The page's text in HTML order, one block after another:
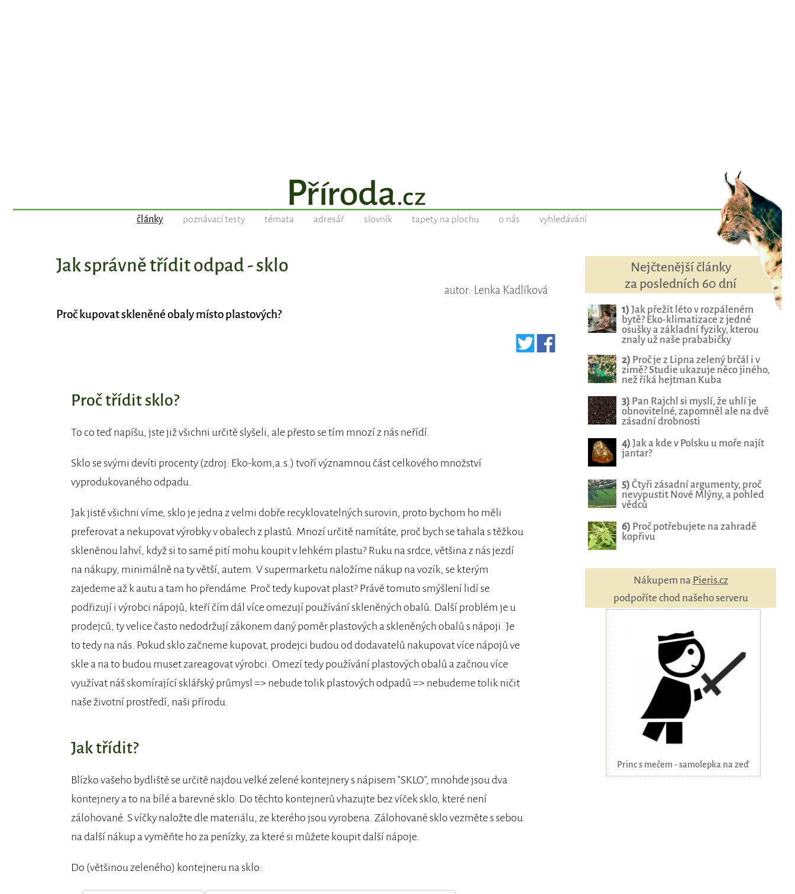
články poznávací testy témata adresář slovník tapety na plochu o nás vyhledávání
Jak správně třídit odpad - sklo
autor: Lenka Kadlíková
Proč kupovat skleněné obaly místo plastových?
Proč třídit sklo?
To co teď napíšu, jste již všichni určitě slyšeli, ale přesto se tím mnozí z nás neřídí.
Sklo se svými devíti procenty (zdroj: Eko-kom,a.s.) tvoří významnou část celkového množství
vyprodukovaného odpadu.
Jak jistě všichni víme, sklo je jedna z velmi dobře recyklovatelných surovin, proto bychom ho měli
preferovat a nekupovat výrobky v obalech z plastů. Mnozí určitě namítáte, proč bych se tahala s těžkou
skleněnou lahví, když si to samé pití mohu koupit v lehkém plastu? Ruku na srdce, většina z nás jezdí
na nákupy, minimálně na ty větší, autem. V supermarketu naložíme nákup na vozík, se kterým
zajedeme až k autu a tam ho přendáme. Proč tedy kupovat plast? Právě tomuto smýšlení lidí se
podřizují i výrobci nápojů, kteří čím dál více omezují používání skleněných obalů. Další problém je u
prodejců, ty velice často nedodržují zákonem daný poměr plastových a skleněných obalů s nápoji. Je
to tedy na nás. Pokud sklo začneme kupovat, prodejci budou od dodavatelů nakupovat více nápojů ve
skle a na to budou muset zareagovat výrobci. Omezí tedy používání plastových obalů a začnou více
využívat náš skomírající sklářský průmysl => nebude tolik plastových odpadů => nebudeme tolik ničit
naše životní prostředí, naši přírodu.
Jak třídit?
Blízko vašeho bydliště se určitě najdou velké zelené kontejnery s nápisem "SKLO", mnohde jsou dva
kontejnery a to na bílé a barevné sklo. Do těchto kontejnerů vhazujte bez víček sklo, které není
zálohované. S víčky naložte dle materiálu, ze kterého jsou vyrobena. Zálohované sklo vezměte s sebou
na další nákup a vyměňte ho za penízky, za které si můžete koupit další nápoje.
Do (většinou zeleného) kontejneru na sklo:
Nejčtenější články
za posledních 60 dní
1) Jak přežít léto v rozpáleném
bytě? Eko-klimatizace z jedné
osušky a základní fyziky, kterou
znaly už naše prababičky
2) Proč je z Lipna zelený brčál i v
zimě? Studie ukazuje něco jiného,
než říká hejtman Kuba
3) Pan Rajchl si myslí, že uhlí je
obnovitelné, zapomněl ale na dvě
zásadní drobnosti
4) Jak a kde v Polsku u moře najít
jantar?
5) Čtyři zásadní argumenty, proč
nevypustit Nové Mlýny, a pohled
vědců
6) Proč potřebujete na zahradě
kopřivu
Nákupem na Pieris.cz
podpoříte chod našeho serveru
Princ s mečem - samolepka na zeď